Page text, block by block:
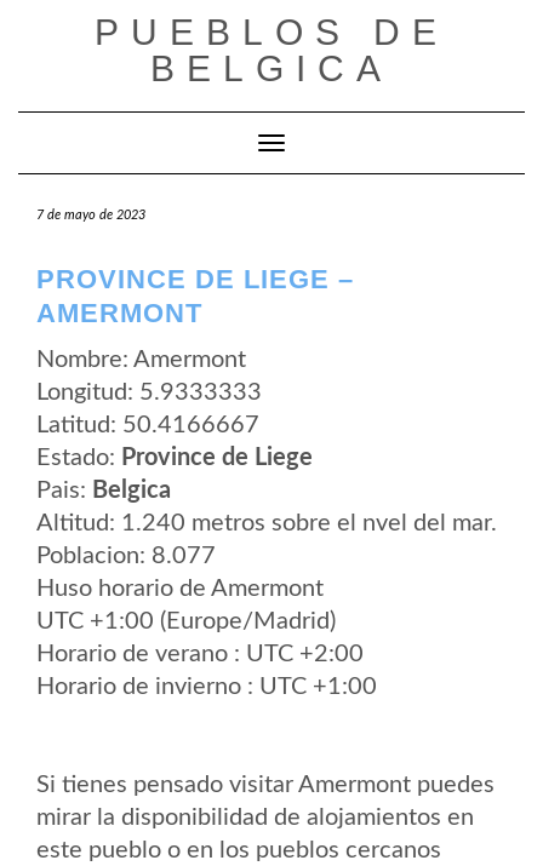
PUEBLOS DE
BELGICA
Cambiar modo de navegación
7 de mayo de 2023
PROVINCE DE LIEGE –
AMERMONT
Nombre: Amermont
Longitud: 5.9333333
Latitud: 50.4166667
Estado: Province de Liege
Pais: Belgica
Altitud: 1.240 metros sobre el nvel del mar.
Poblacion: 8.077
Huso horario de Amermont
UTC +1:00 (Europe/Madrid)
Horario de verano : UTC +2:00
Horario de invierno : UTC +1:00
Si tienes pensado visitar Amermont puedes
mirar la disponibilidad de alojamientos en
este pueblo o en los pueblos cercanos